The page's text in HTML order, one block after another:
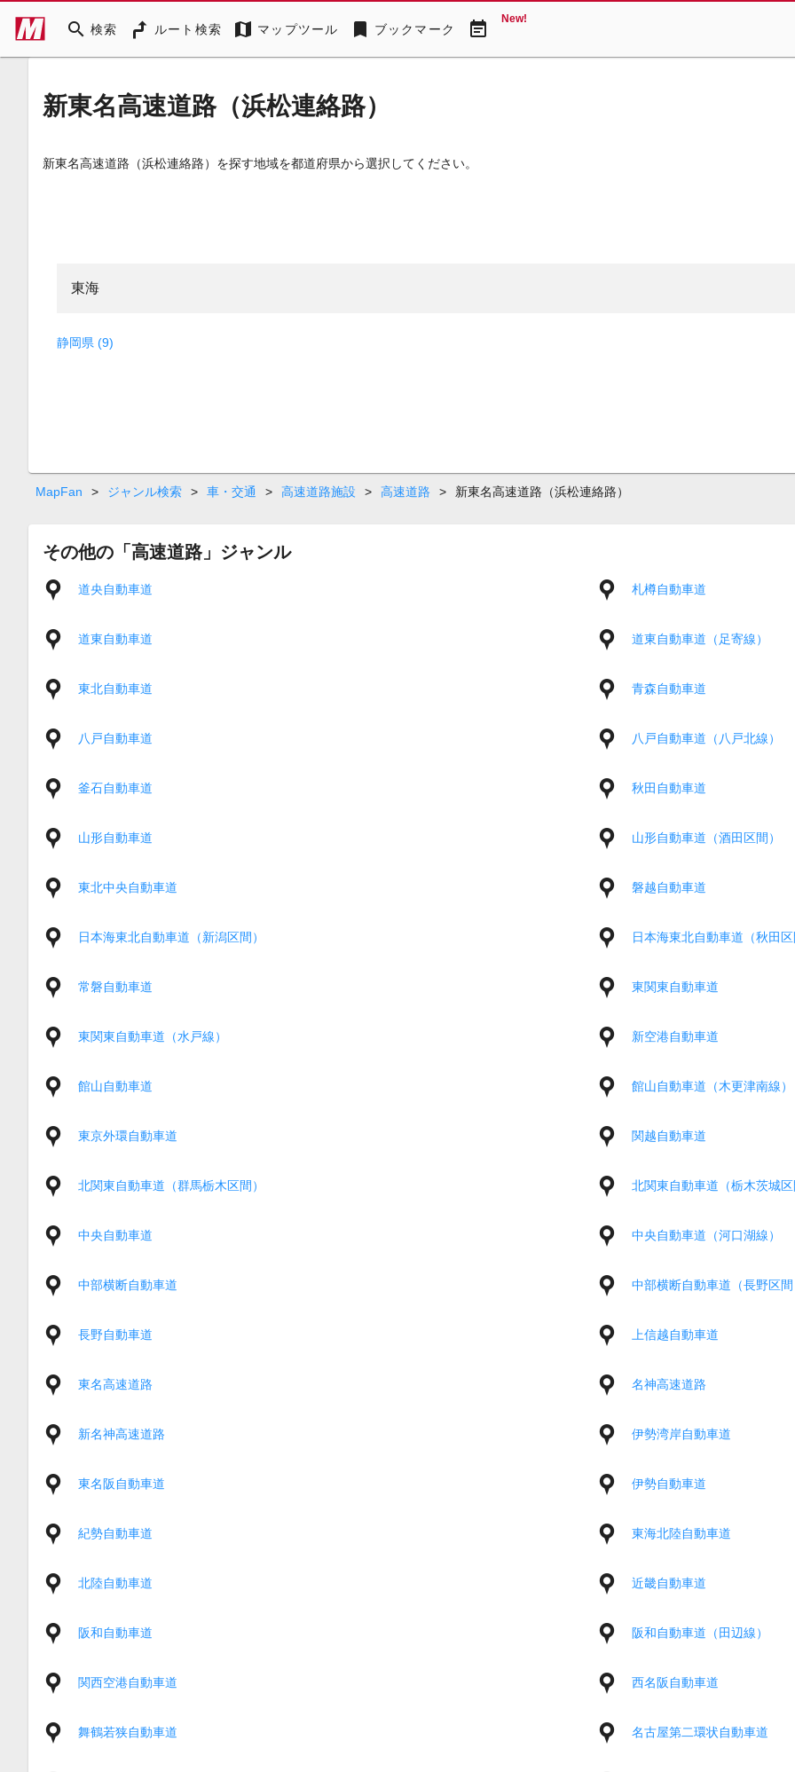
search 検索 ルート検索 map マップツール bookmark ブックマーク event_note New!
新東名高速道路（浜松連絡路）
新東名高速道路（浜松連絡路）を探す地域を都道府県から選択してください。
東海
静岡県 (9)
MapFan > ジャンル検索 > 車・交通 > 高速道路施設 > 高速道路 > 新東名高速道路（浜松連絡路）
その他の「高速道路」ジャンル
道央自動車道 札樽自動車道
道東自動車道 道東自動車道（足寄線）
東北自動車道 青森自動車道
八戸自動車道 八戸自動車道（八戸北線）
釜石自動車道 秋田自動車道
山形自動車道 山形自動車道（酒田区間）
東北中央自動車道 磐越自動車道
日本海東北自動車道（新潟区間） 日本海東北自動車道（秋田
常磐自動車道 東関東自動車道
東関東自動車道（水戸線） 新空港自動車道
館山自動車道 館山自動車道（木更津南線）
東京外環自動車道 関越自動車道
北関東自動車道（群馬栃木区間） 北関東自動車道（栃木茨城
中央自動車道 中央自動車道（河口湖線）
中部横断自動車道 中部横断自動車道（長野区
長野自動車道 上信越自動車道
東名高速道路 名神高速道路
新名神高速道路 伊勢湾岸自動車道
東名阪自動車道 伊勢自動車道
紀勢自動車道 東海北陸自動車道
北陸自動車道 近畿自動車道
阪和自動車道 阪和自動車道（田辺線）
関西空港自動車道 西名阪自動車道
舞鶴若狭自動車道 名古屋第二環状自動車道